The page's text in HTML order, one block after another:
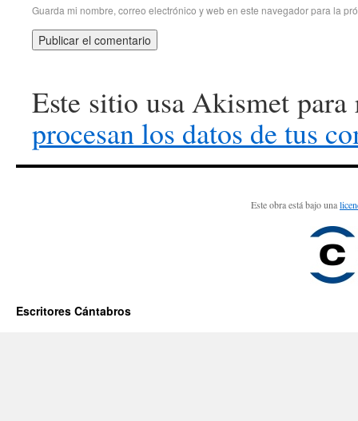
Guarda mi nombre, correo electrónico y web en este navegador para la
Este sitio usa Akismet
procesan los datos de tus
Este obra está bajo una
Escritores Cántabros